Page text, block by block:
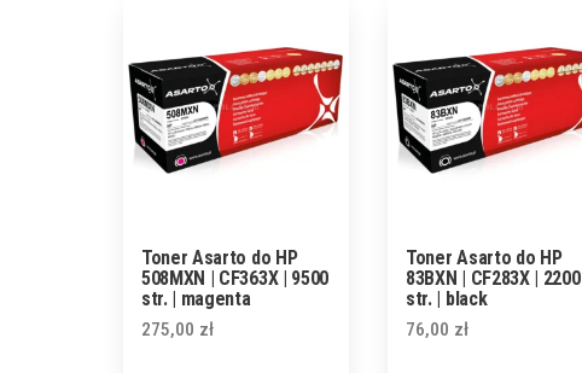
Toner Asarto do HP
508MXN | CF363X | 9500
str. | magenta
275,00 zł
Toner Asarto do HP
83BXN | CF283X | 2200
str. | black
76,00 zł